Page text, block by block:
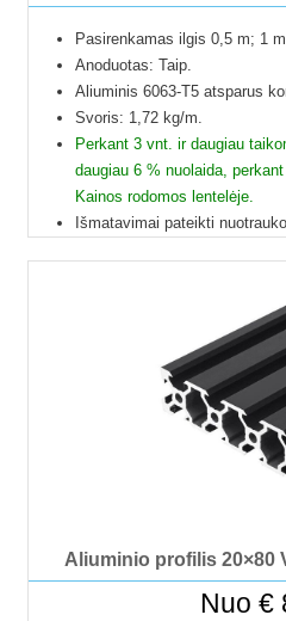
Pasirenkamas ilgis 0,5 m; 1
Anoduotas: Taip.
Aliuminis 6063-T5 atsparus
Svoris: 1,72 kg/m.
Perkant 3 vnt. ir daugiau
daugiau 6 % nuolaida,
Kainos rodomos lentelėje.
Išmatavimai pateikti
Į paštomatus pristatome
profiliai į paštomatus
tik jūsų nurodytu adresu.
Profilių Ilgis gali būti su 1 mm
Dėl klausimų ir užsakymų
Kad matytumėte kainą
Aliuminio profilis 20×80
Nuo €